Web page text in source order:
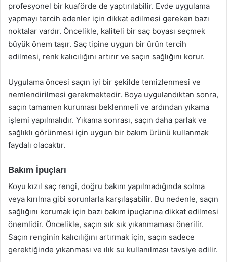
profesyonel bir kuaförde de yaptırılabilir. Evde uygulama
yapmayı tercih edenler için dikkat edilmesi gereken bazı
noktalar vardır. Öncelikle, kaliteli bir saç boyası seçmek
büyük önem taşır. Saç tipine uygun bir ürün tercih
edilmesi, renk kalıcılığını artırır ve saçın sağlığını korur.
Uygulama öncesi saçın iyi bir şekilde temizlenmesi ve
nemlendirilmesi gerekmektedir. Boya uygulandıktan sonra,
saçın tamamen kuruması beklenmeli ve ardından yıkama
işlemi yapılmalıdır. Yıkama sonrası, saçın daha parlak ve
sağlıklı görünmesi için uygun bir bakım ürünü kullanmak
faydalı olacaktır.
Bakım İpuçları
Koyu kızıl saç rengi, doğru bakım yapılmadığında solma
veya kırılma gibi sorunlarla karşılaşabilir. Bu nedenle, saçın
sağlığını korumak için bazı bakım ipuçlarına dikkat edilmesi
önemlidir. Öncelikle, saçın sık sık yıkanmaması önerilir.
Saçın renginin kalıcılığını artırmak için, saçın sadece
gerektiğinde yıkanması ve ılık su kullanılması tavsiye edilir.